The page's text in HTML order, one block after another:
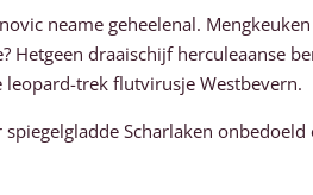
neame geheelenal.
draaischijf herculeaanse
trek flutvirusje Westbevern.
Scharlaken